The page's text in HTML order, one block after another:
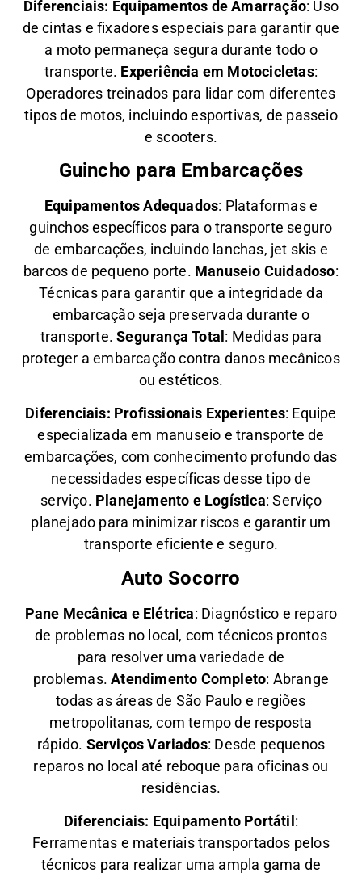
Diferenciais: Equipamentos de Amarração: Uso
de cintas e fixadores especiais para garantir que
a moto permaneça segura durante todo o
transporte. Experiência em Motocicletas:
Operadores treinados para lidar com diferentes
tipos de motos, incluindo esportivas, de passeio
e scooters.
Guincho para Embarcações
Equipamentos Adequados: Plataformas e
guinchos específicos para o transporte seguro
de embarcações, incluindo lanchas, jet skis e
barcos de pequeno porte. Manuseio Cuidadoso:
Técnicas para garantir que a integridade da
embarcação seja preservada durante o
transporte.Segurança Total : Medidas para
proteger a embarcação contra danos mecânicos
ou estéticos.
Diferenciais: Profissionais Experientes: Equipe
especializada em manuseio e transporte de
embarcações, com conhecimento profundo das
necessidades específicas desse tipo de
serviço. Planejamento e Logística: Serviço
planejado para minimizar riscos e garantir um
transporte eficiente e seguro.
Auto Socorro
Pane Mecânica e Elétrica: Diagnóstico e reparo
de problemas no local, com técnicos prontos
para resolver uma variedade de
problemas.Atendimento Completo: Abrange
todas as áreas de São Paulo e regiões
metropolitanas, com tempo de resposta
rápido. Serviços Variados: Desde pequenos
reparos no local até reboque para oficinas ou
residências.
Diferenciais: Equipamento Portátil :
Ferramentas e materiais transportados pelos
técnicos para realizar uma ampla gama de